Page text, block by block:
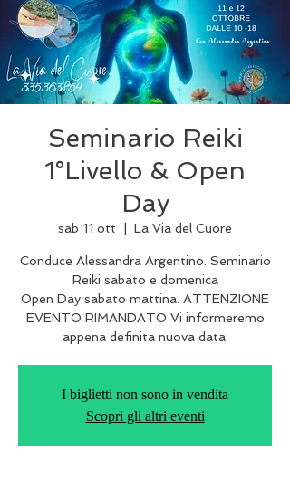
Seminario Reiki
1°Livello & Open
Day
sab 11 ott La Via del Cuore
Conduce Alessandra Argentino. Seminario
Reiki sabato e domenica
Open Day sabato mattina. ATTENZIONE
EVENTO RIMANDATO Vi informeremo
appena definita nuova data.
I biglietti non sono in vendita
Scopri gli altri eventi